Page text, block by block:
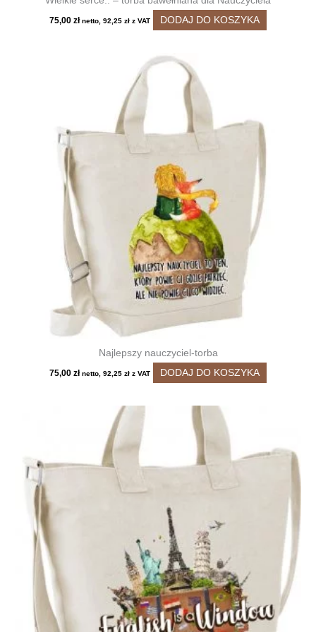
75,00 zł netto, 92,25 złz VAT DODAJ DO KOSZYKA
Najlepszy nauczyciel-torba
75,00 zł netto, 92,25 złz VAT DODAJ DO KOSZYKA